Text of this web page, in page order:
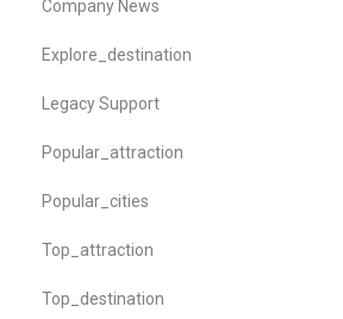
Company News
Explore_destination
Legacy Support
Popular_attraction
Popular_cities
Top_attraction
Top_destination